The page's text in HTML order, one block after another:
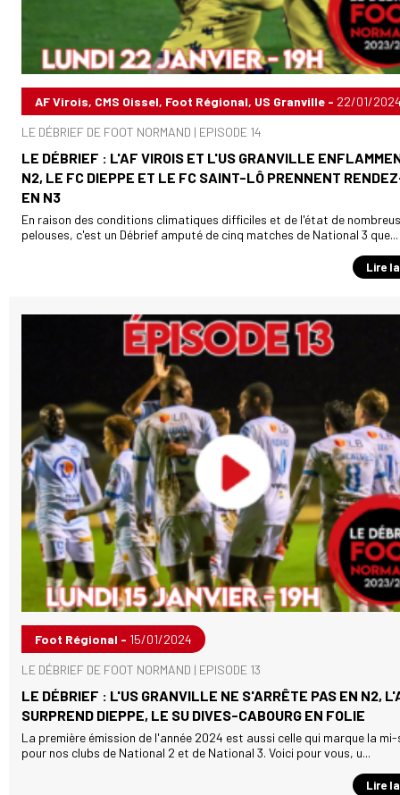
AF Virois, CMS Oissel, Foot Régional, US Granville - 22/01/
LE DÉBRIEF DE FOOT NORMAND | EPISODE 14
LE DÉBRIEF : L'AF VIROIS ET L'US GRANVILLE
N2, LE FC DIEPPE ET LE FC SAINT-LÔ PRENNENT
EN N3
En raison des conditions climatiques difficiles et de l'état de
pelouses, c'est un Débrief amputé de cinq matches de National 3 que...
Lire
Foot Régional - 15/01/2024
LE DÉBRIEF DE FOOT NORMAND | EPISODE 13
LE DÉBRIEF : L'US GRANVILLE NE S'ARRÊTE PAS EN N2,
SURPREND DIEPPE, LE SU DIVES-CABOURG EN FOLIE
La première émission de l'année 2024 est aussi celle qui marque la
pour nos clubs de National 2 et de National 3. Voici pour vous, u...
Lire